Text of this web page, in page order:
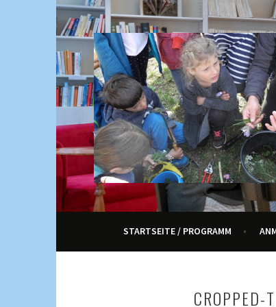
Springe
zum
Inhalt
ENNETRAUM –
KULTUR, KURSE UND
STARTSEITE / PROGRAMM
CROPPED-